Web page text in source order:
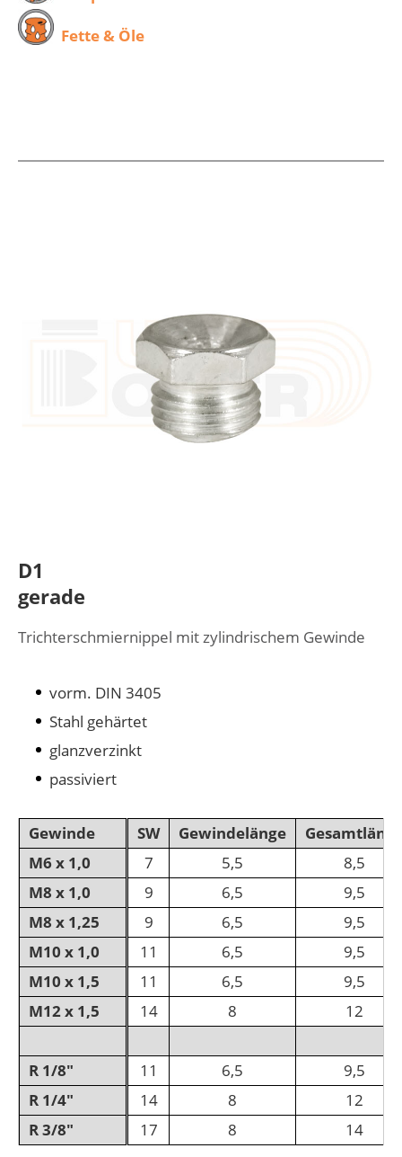
Fette & Öle
D1
gerade
Trichterschmiernippel mit zylindrischem Gewinde
vorm. DIN 3405
Stahl gehärtet
glanzverzinkt
passiviert
SW Gewindelänge
7
5,5
8,5
9
6,5
9,5
9
6,5
9,5
11
6,5
9,5
11
6,5
9,5
14
8 12
11 6,5
9,5
14
8
12
17
8 14
Gewinde
M6 x 1,0
M8 x 1,0
M8 x 1,25
M10 x 1,0
M10 x 1,5
M12 x 1,5
R 1/8"
R 1/4"
R 3/8"